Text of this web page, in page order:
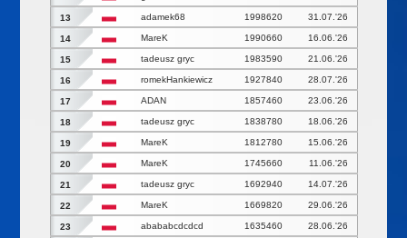
13 adamek68 1998620 31.07.'26
14 MareK 1990660 16.06.'26
15 tadeusz gryc 1983590 21.06.'26
16 romekHankiewicz 1927840 28.07.'26
17 ADAN 1857460 23.06.'26
18 tadeusz gryc 1838780 18.06.'26
19 MareK 1812780 15.06.'26
20 MareK 1745660 11.06.'26
21 tadeusz gryc 1692940 14.07.'26
22 MareK 1669820 29.06.'26
23 abababcdcdcd 1635460 28.06.'26